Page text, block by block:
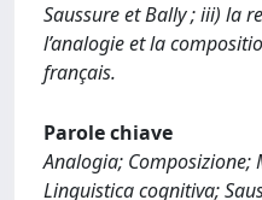
Saussure et Bally ; iii) la
l’analogie et la
français.
Parole chiave
Analogia; Composizione;
Linguistica cognitiva;